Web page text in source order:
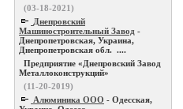
(03-18-2021)
Днепровский
Машиностроительный Завод -
Днепропетровская, Украина,
Днепропетровская обл. ....
Предприятие «Днепровский Завод
Металлоконструкций»
(11-20-2019)
Алюминика ООО - Одесская,